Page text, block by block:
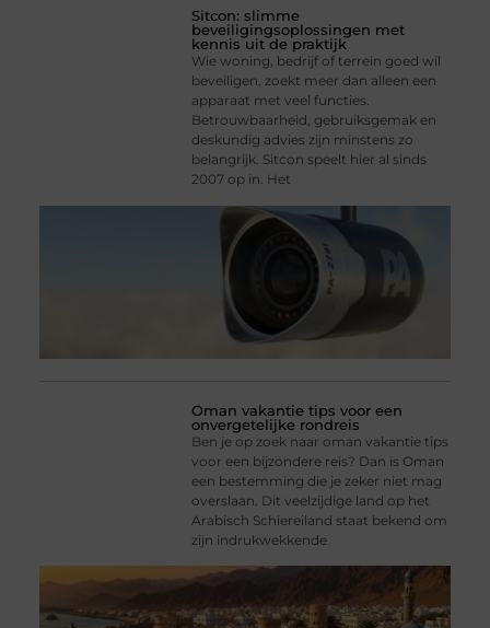
Sitcon: slimme
beveiligingsoplossingen met
kennis uit de praktijk
Wie woning, bedrijf of terrein goed wil
beveiligen, zoekt meer dan alleen een
apparaat met veel functies.
Betrouwbaarheid, gebruiksgemak en
deskundig advies zijn minstens zo
belangrijk. Sitcon speelt hier al sinds
2007 op in. Het
Oman vakantie tips voor een
onvergetelijke rondreis
Ben je op zoek naar oman vakantie tips
voor een bijzondere reis? Dan is Oman
een bestemming die je zeker niet mag
overslaan. Dit veelzijdige land op het
Arabisch Schiereiland staat bekend om
zijn indrukwekkende